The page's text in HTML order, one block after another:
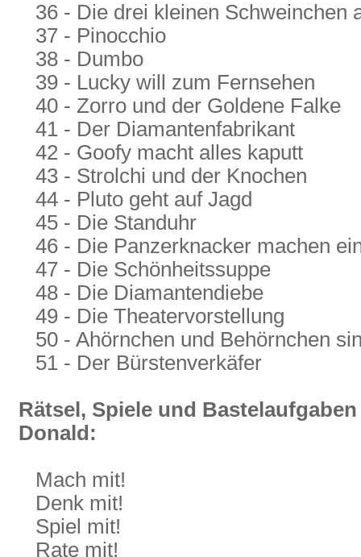
36 - Die drei kleinen Schweinchen
37 - Pinocchio
38 - Dumbo
39 - Lucky will zum Fernsehen
40 - Zorro und der Goldene Falke
41 - Der Diamantenfabrikant
42 - Goofy macht alles kaputt
43 - Strolchi und der Knochen
44 - Pluto geht auf Jagd
45 - Die Standuhr
46 - Die Panzerknacker machen
47 - Die Schönheitssuppe
48 - Die Diamantendiebe
49 - Die Theatervorstellung
50 - Ahörnchen und Behörnchen
51 - Der Bürstenverkäfer
Rätsel, Spiele und
Donald:
Mach mit!
Denk mit!
Spiel mit!
Rate mit!